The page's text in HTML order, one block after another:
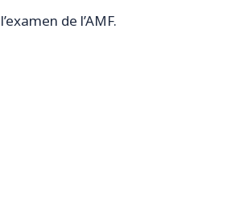
de l’AMF.